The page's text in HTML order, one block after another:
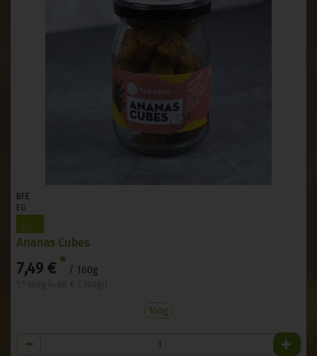
BFE
EG
Ananas Cubes
7,49 € * / 160g
160g
Anzahl